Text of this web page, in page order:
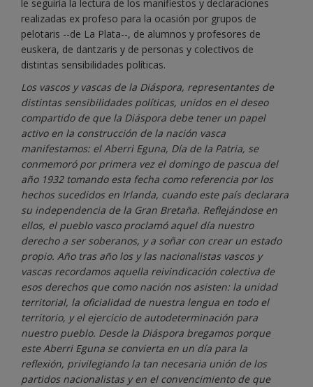
le seguiría la lectura de los manifiestos y declaraciones
realizadas ex profeso para la ocasión por grupos de
pelotaris --de La Plata--, de alumnos y profesores de
euskera, de dantzaris y de personas y colectivos de
distintas sensibilidades políticas.
Los vascos y vascas de la Diáspora, representantes de
distintas sensibilidades políticas, unidos en el deseo
compartido de que la Diáspora debe tener un papel
activo en la construcción de la nación vasca
manifestamos: el Aberri Eguna, Día de la Patria, se
conmemoró por primera vez el domingo de pascua del
año 1932 tomando esta fecha como referencia por los
hechos sucedidos en Irlanda, cuando este país declarara
su independencia de la Gran Bretaña. Reflejándose en
ellos, el pueblo vasco proclamó aquel día nuestro
derecho a ser soberanos, y a soñar con crear un estado
propio. Año tras año los y las nacionalistas vascos y
vascas recordamos aquella reivindicación colectiva de
esos derechos que como nación nos asisten: la unidad
territorial, la oficialidad de nuestra lengua en todo el
territorio, y el ejercicio de autodeterminación para
nuestro pueblo. Desde la Diáspora bregamos porque
este Aberri Eguna se convierta en un día para la
reflexión, privilegiando la tan necesaria unión de los
partidos nacionalistas y en el convencimiento de que